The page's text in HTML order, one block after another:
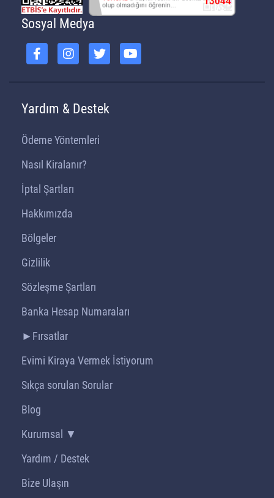
Sosyal Medya
Yardım & Destek
Ödeme Yöntemleri
Nasıl Kiralanır?
İptal Şartları
Hakkımızda
Bölgeler
Gizlilik
Sözleşme Şartları
Banka Hesap Numaraları
►Fırsatlar
Evimi Kiraya Vermek İstiyorum
Sıkça sorulan Sorular
Blog
Kurumsal ▼
Yardım / Destek
Bize Ulaşın